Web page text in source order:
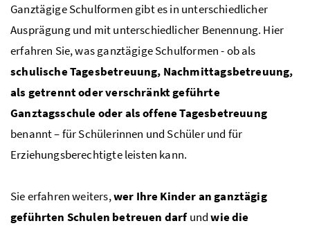
Ganztägige Schulformen gibt es in unterschiedlicher
Ausprägung und mit unterschiedlicher Benennung. Hier
erfahren Sie, was ganztägige Schulformen - ob als
schulische Tagesbetreuung, Nachmittagsbetreuung,
als getrennt oder verschränkt geführte
Ganztagsschule oder als offene Tagesbetreuung
benannt – für Schülerinnen und Schüler und für
Erziehungsberechtigte leisten kann.
Sie erfahren weiters,wer Ihre Kinder an ganztägig
geführten Schulen betreuen darfundwie die